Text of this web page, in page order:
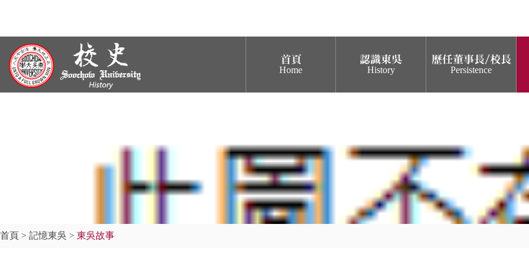
首頁
Home
認識東吳
History
歷任董事長/校長
Persistence
首頁 > 記憶東吳 > 東吳故事